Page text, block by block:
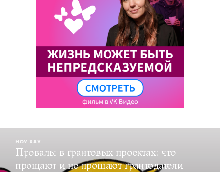
НОУ-ХАУ
Провалы в грантовых проектах: что
прощают и не прощают грантодатели